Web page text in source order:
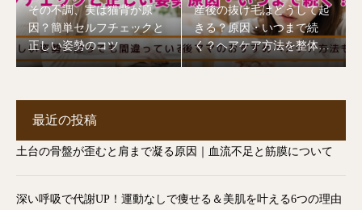
その不調、実は猫背が原
因？簡単セルフチェックと
正しい姿勢のコツ
産後の抜け毛はどうして起
きる？原因・いつまで続
く？ヘアケア方法を整体師
が解説【志木市】
最近の投稿
土台の骨盤が歪むと肩まで凝る原因｜血流不足と筋膜について
深い呼吸で代謝UP！運動なしで痩せる＆美肌を叶える6つの理由